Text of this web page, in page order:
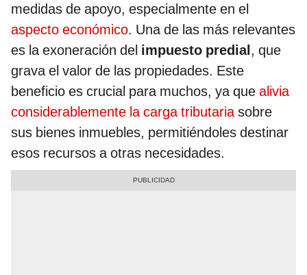
medidas de apoyo, especialmente en el
aspecto económico. Una de las más relevantes
es la exoneración del impuesto predial, que
grava el valor de las propiedades. Este
beneficio es crucial para muchos, ya que alivia
considerablemente la carga tributariasobre
sus bienes inmuebles, permitiéndoles destinar
esos recursos a otras necesidades.